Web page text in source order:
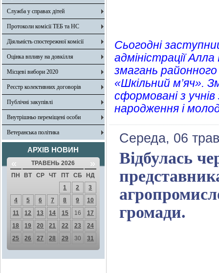
Служба у справах дітей
Протоколи комісії ТЕБ та НС
Діяльність спостережної комісії
Оцінка впливу на довкілля
Місцеві вибори 2020
Реєстр колективних договорів
Публічні закупівлі
Внутрішньо переміщені особи
Ветеранська політика
АРХІВ НОВИН
« ТРАВЕНЬ 2026 »
ПН ВТ СР ЧТ ПТ СБ
НД
1
2
3
4
5 6 7 8 9
10
11
12 13 14 15 16
17
18
19 20 21 22 23
24
25
26 27 28 29 30 31
Сьогодні
адміністрації
змагань
«Шкільний м’яч».
сформовані з учнів
народження і
Середа, 06
Відбулась
громади.